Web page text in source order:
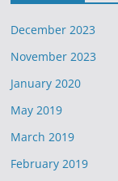
December 2023
November 2023
January 2020
May 2019
March 2019
February 2019